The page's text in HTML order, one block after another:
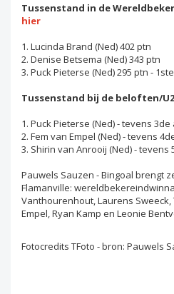
Tussenstand in de
hier
1. Lucinda Brand (Ned) 402 ptn
2. Denise Betsema (Ned) 343 ptn
3. Puck Pieterse (Ned) 295 ptn -
Tussenstand bij de beloften/
1. Puck Pieterse (Ned) - tevens
2. Fem van Empel (Ned) - tevens
3. Shirin van Anrooij (Ned) - tevens
Pauwels Sauzen - Bingoal brengt
Flamanville:
Vanthourenhout, Laurens Sweeck,
Empel, Ryan Kamp en Leonie
Fotocredits TFoto - bron: Pauwels